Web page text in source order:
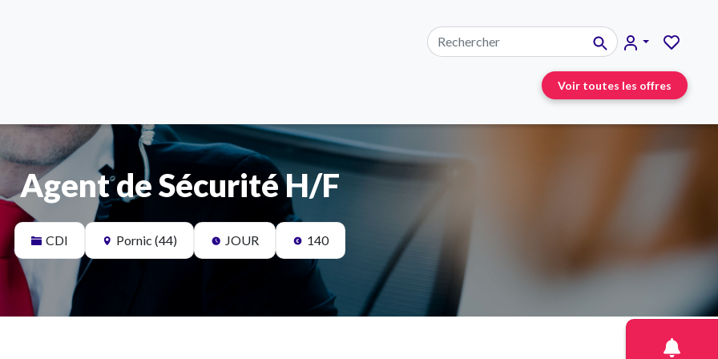
Voir toutes les offres
Agent de Sécurité H/F
CDI Pornic (44) JOUR 140